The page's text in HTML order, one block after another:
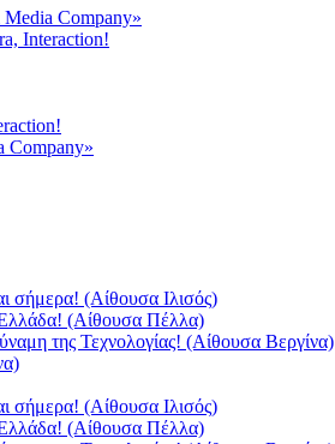
Company»
Interaction!
Company»
σήμερα! (Αίθουσα Ιλισός)
(Αίθουσα Πέλλα)
της Τεχνολογίας! (Αίθουσα Βεργίνα)
σήμερα! (Αίθουσα Ιλισός)
(Αίθουσα Πέλλα)